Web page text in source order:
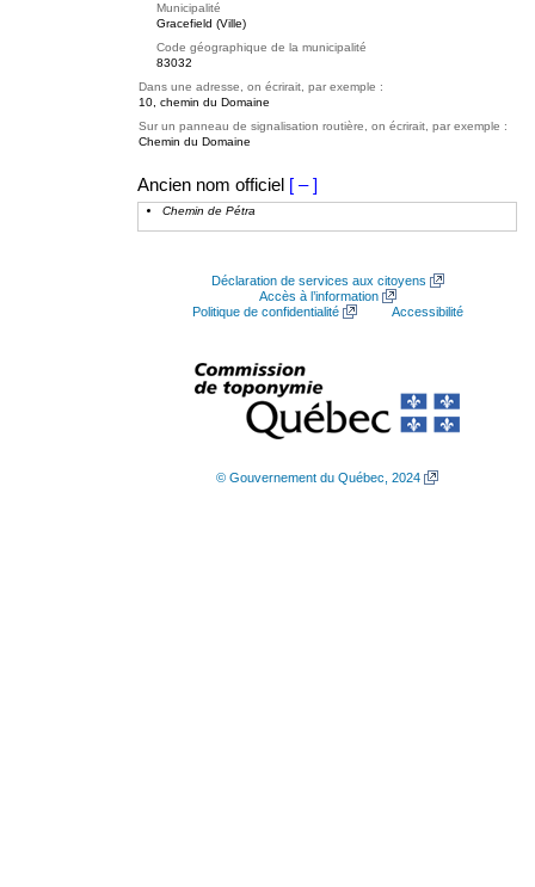
Municipalité
Gracefield (Ville)
Code géographique de la municipalité
83032
Dans une adresse, on écrirait, par exemple :
10, chemin du Domaine
Sur un panneau de signalisation routière, on écrirait, par exemple :
Chemin du Domaine
Ancien nom officiel [ – ]
Chemin de Pétra
Déclaration de services aux citoyens
Accès à l’information
Politique de confidentialité
Accessibilité
© Gouvernement du Québec, 2024